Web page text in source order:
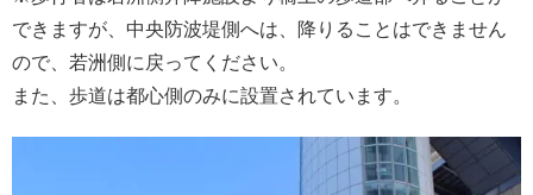
できますが、中央防波堤側へは、降りることはできません
ので、若洲側に戻ってください。
また、歩道は都心側のみに設置されています。